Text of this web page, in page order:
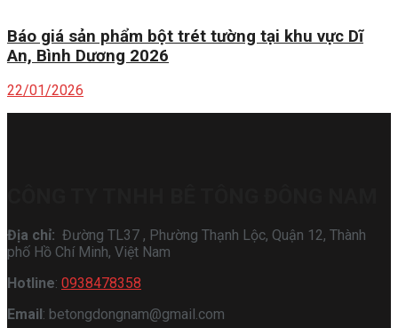
Báo giá sản phẩm bột trét tường tại khu vực Dĩ
An, Bình Dương 2026
22/01/2026
Địa chỉ: Đường TL37 , Phường Thạnh Lộc, Quận 12, Thành
phố Hồ Chí Minh, Việt Nam
Hotline: 0938478358
Email: betongdongnam@gmail.com